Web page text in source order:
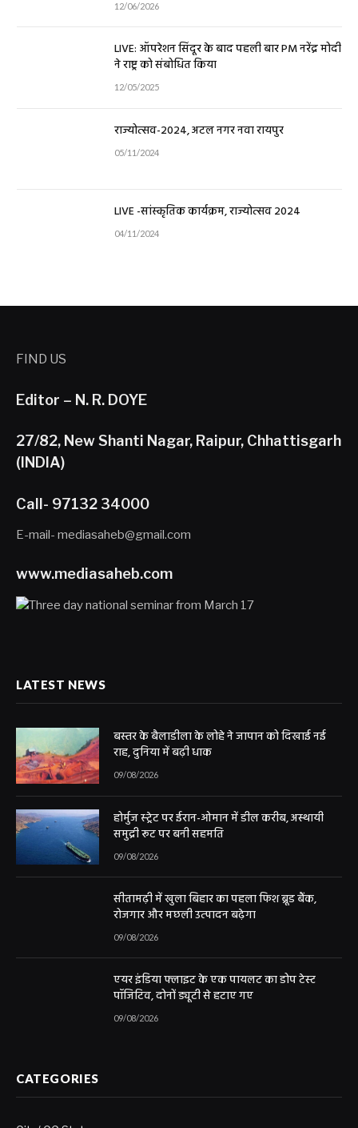
12/06/2026
LIVE: ऑपरेशन सिंदूर के बाद पहली बार PM नरेंद्र मोदी
ने राष्ट्र को संबोधित किया
12/05/2025
राज्योत्सव-2024, अटल नगर नवा रायपुर
05/11/2024
LIVE -सांस्कृतिक कार्यक्रम, राज्योत्सव 2024
04/11/2024
FIND US
Editor – N. R. DOYE
27/82, New Shanti Nagar, Raipur, Chhattisgarh
(INDIA)
Call- 97132 34000
E-mail- mediasaheb@gmail.com
www.mediasaheb.com
LATEST NEWS
बस्तर के बैलाडीला के लोहे ने जापान को दिखाई नई
राह, दुनिया में बढ़ी धाक
09/08/2026
होर्मुज स्ट्रेट पर ईरान-ओमान में डील करीब, अस्थायी
समुद्री रूट पर बनी सहमति
09/08/2026
सीतामढ़ी में खुला बिहार का पहला फिश ब्रूड बैंक,
रोजगार और मछली उत्पादन बढ़ेगा
09/08/2026
एयर इंडिया फ्लाइट के एक पायलट का डोप टेस्ट
पॉजिटिव, दोनों ड्यूटी से हटाए गए
09/08/2026
CATEGORIES